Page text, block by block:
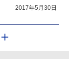
2017年5月30日